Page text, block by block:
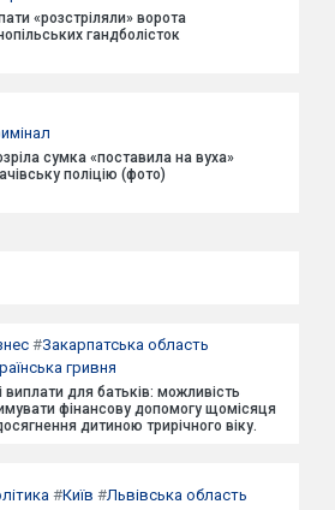
«розстріляли» ворота
гандболісток
сумка «поставила на вуха»
поліцію (фото)
#Закарпатська область
гривня
виплати для батьків: можливість
фінансову допомогу щомісяця
дитиною трирічного віку.
#Київ #Львівська область